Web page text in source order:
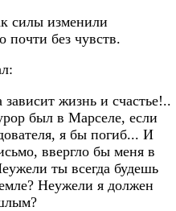
силы изменили
почти без чувств.
жизнь и счастье!..
был в Марселе, если
я бы погиб... И
ввергло бы меня в
ты всегда будешь
Неужели я должен